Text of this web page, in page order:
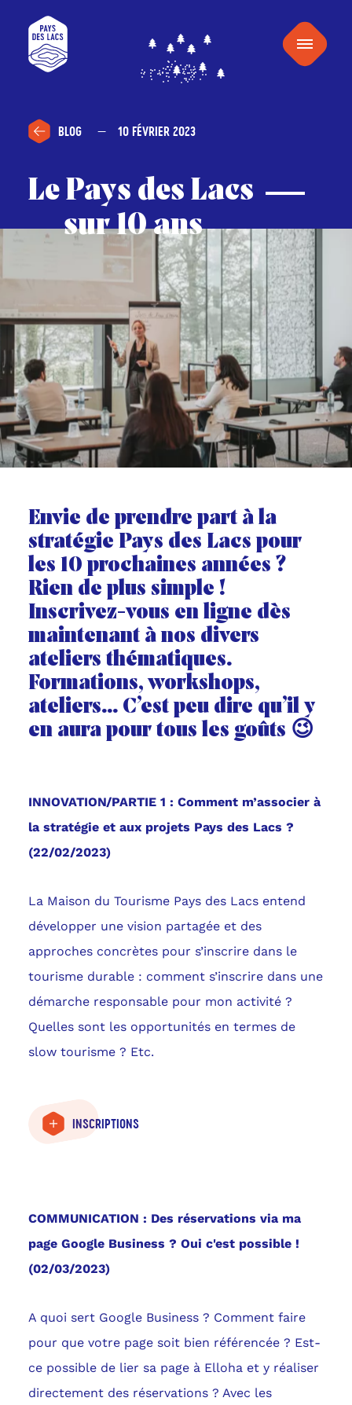
contenu
Pays
des
Menu
Le Pays des Lacs
sur 10 ans
10 FÉVRIER 2023
BLOG
Envie de prendre part à la
stratégie Pays des Lacs pour
les 10 prochaines années ?
Rien de plus simple !
Inscrivez-vous en ligne dès
maintenant à nos divers
ateliers thématiques.
Formations, workshops,
ateliers... C’est peu dire qu’il y
en aura pour tous les goûts 😉
INNOVATION/PARTIE 1 : Comment m’associer à
la stratégie et aux projets Pays des Lacs ?
(22/02/2023)
La Maison du Tourisme Pays des Lacs entend
développer une vision partagée et des
approches concrètes pour s’inscrire dans le
tourisme durable : comment s’inscrire dans une
démarche responsable pour mon activité ?
Quelles sont les opportunités en termes de
slow tourisme ? Etc.
INSCRIPTIONS
COMMUNICATION : Des réservations via ma
page Google Business ? Oui c'est possible !
(02/03/2023)
A quoi sert Google Business ? Comment faire
pour que votre page soit bien référencée ? Est-
ce possible de lier sa page à Elloha et y réaliser
directement des réservations ? Avec les